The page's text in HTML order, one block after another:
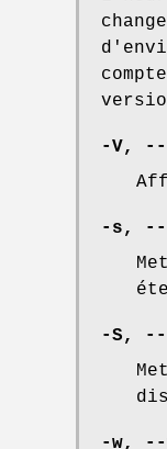
-V, --
-s, --
-S, --
-w, --